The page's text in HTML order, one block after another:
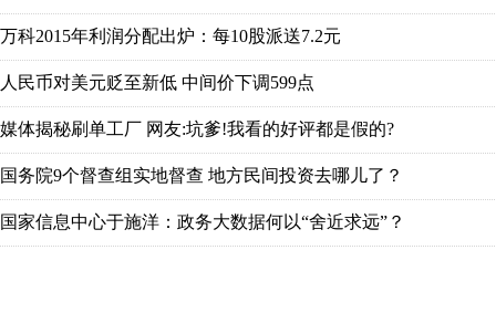
万科2015年利润分配出炉：每10股派送7.2元
人民币对美元贬至新低 中间价下调599点
媒体揭秘刷单工厂 网友:坑爹!我看的好评都是假的?
国务院9个督查组实地督查 地方民间投资去哪儿了？
国家信息中心于施洋：政务大数据何以“舍近求远”？